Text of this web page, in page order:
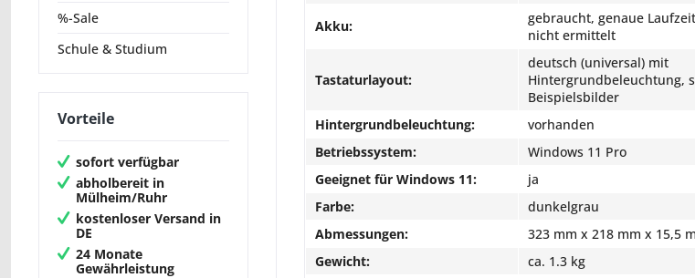
%-Sale
Schule & Studium
Vorteile
sofort verfügbar
abholbereit in
Mülheim/Ruhr
kostenloser Versand in
DE
24 Monate
Gewährleistung
Akku:
gebraucht, genaue Laufzeit
nicht ermittelt
Tastaturlayout:
deutsch (universal) mit
Hintergrundbeleuchtung,
Beispielsbilder
Hintergrundbeleuchtung:
vorhanden
Betriebssystem:
Windows 11 Pro
Geeignet für Windows 11:
ja
Farbe:
dunkelgrau
Abmessungen:
323 mm x 218 mm x 15,5
Gewicht:
ca. 1.3 kg